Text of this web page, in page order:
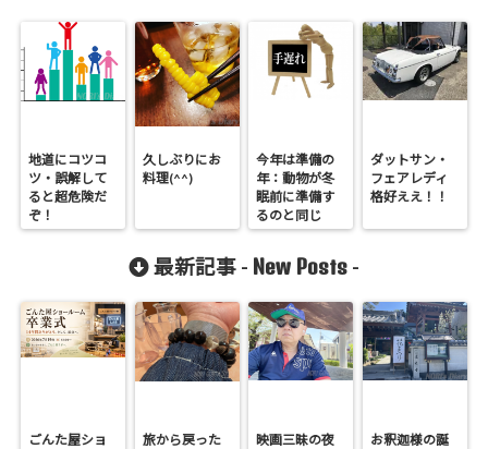
地道にコツコ
ツ・誤解して
ると超危険だ
ぞ！
久しぶりにお
料理(^^)
今年は準備の
年：動物が冬
眠前に準備す
るのと同じ
ダットサン・
フェアレディ
格好ええ！！
最新記事 - New Posts -
ごんた屋ショ
旅から戻った
映画三昧の夜
お釈迦様の誕